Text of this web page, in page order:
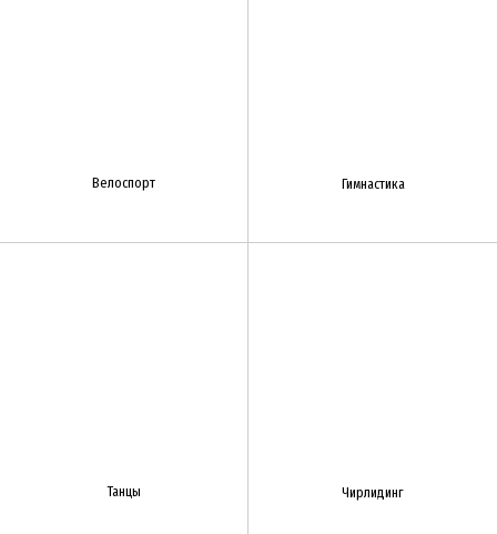
Велоспорт Гимнастика
Танцы Чирлидинг